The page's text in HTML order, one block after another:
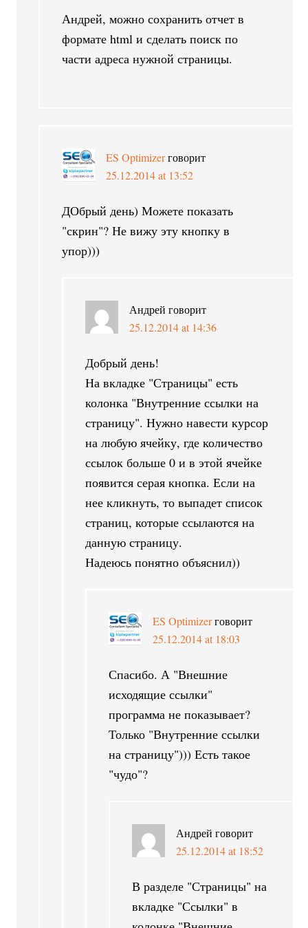
Андрей, можно сохранить отчет в
формате html и сделать поиск по
части адреса нужной страницы.
ES Optimizerговорит
25.12.2014 at 13:52
ДОбрый день) Можете показать
"скрин"? Не вижу эту кнопку в
упор)))
Андрей говорит
25.12.2014 at 14:36
Добрый день!
На вкладке "Страницы" есть
колонка "Внутренние ссылки на
страницу". Нужно навести курсор
на любую ячейку, где количество
ссылок больше 0 и в этой ячейке
появится серая кнопка. Если на
нее кликнуть, то выпадет список
страниц, которые ссылаются на
данную страницу.
Надеюсь понятно объяснил))
ES Optimizerговорит
25.12.2014 at 18:03
Спасибо. А "Внешние
исходящие ссылки"
программа не показывает?
Только "Внутренние ссылки
на страницу"))) Есть такое
"чудо"?
Андрей говорит
25.12.2014 at 18:52
В разделе "Страницы" на
вкладке "Ссылки" в